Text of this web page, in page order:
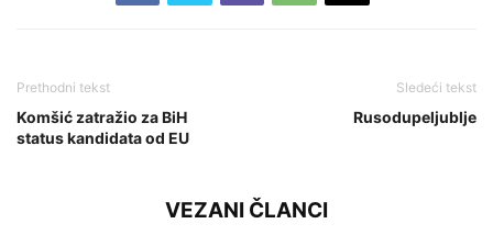
Prethodni tekst
Komšić zatražio za BiH
status kandidata od EU
Sledeći tekst
Rusodupeljublje
VEZANI ČLANCI